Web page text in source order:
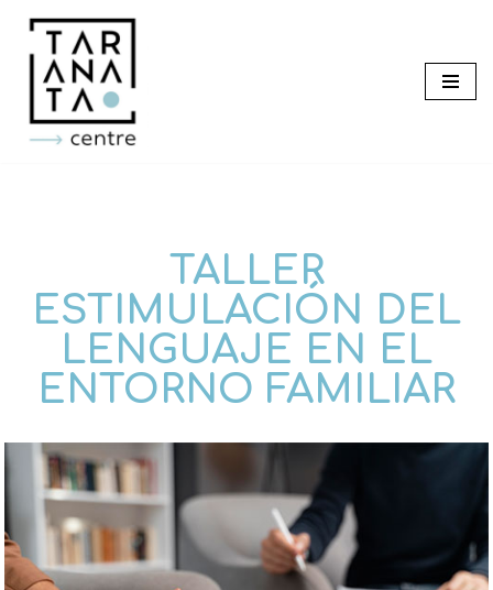
Saltar
contenido
TALLER
ESTIMULACIÓN DEL
LENGUAJE EN EL
ENTORNO FAMILIAR